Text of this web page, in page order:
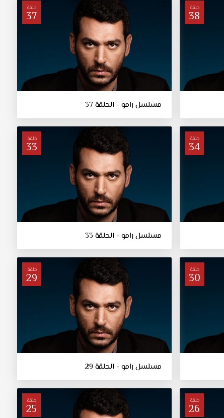
حلقة
38
حلقة
37
مسلسل رامو - الحلقة 37
حلقة
34
حلقة
33
مسلسل رامو - الحلقة 33
حلقة
30
حلقة
29
مسلسل رامو - الحلقة 29
حلقة
26
حلقة
25